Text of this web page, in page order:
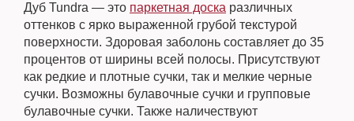
Дуб Tundra — это паркетная доска различных
оттенков с ярко выраженной грубой текстурой
поверхности. Здоровая заболонь составляет до 35
процентов от ширины всей полосы. Присутствуют
как редкие и плотные сучки, так и мелкие черные
сучки. Возможны булавочные сучки и групповые
булавочные сучки. Также наличествуют